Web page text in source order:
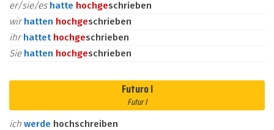
er/sie/es hatte hochgeschrieben
wirhatten hochgeschrieben
ihrhattet hochgeschrieben
Sie hatten hochgeschrieben
Futuro I
Futur I
ich werde hochschreiben